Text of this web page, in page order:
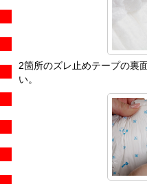
2箇所のズレ止めテープの裏
い。